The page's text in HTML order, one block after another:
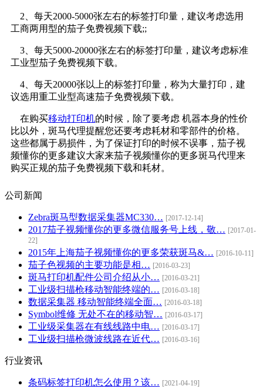
2、每天2000-5000张左右的标签打印量，建议考虑选用
工商两用型的茄子免费视频下载;;
3、每天5000-20000张左右的标签打印量，建议考虑标准
工业型茄子免费视频下载。
4、每天20000张以上的标签打印量，称为大量打印，建
议选用重工业型高速茄子免费视频下载。
在购买移动打印机的时候，除了要考虑 机器本身的性价
比以外，斑马代理提醒您还要考虑耗材和零部件的价格。
这些都属于易损件，为了保证打印的时候不误事，茄子视
频懂你的更多建议大家来茄子视频懂你的更多斑马代理来
购买正规的茄子免费视频下载和耗材。
公司新闻
Zebra斑马型数据采集器MC330… [2017-12-14]
2017茄子视频懂你的更多微信服务号上线，敬… [2017-01-
22]
2015年上海茄子视频懂你的更多荣获斑马&… [2016-10-11]
茄子色视频的主要功能是相… [2016-03-23]
斑马打印机配件公司介绍从小… [2016-03-21]
工业级扫描枪移动智能终端的… [2016-03-18]
数据采集器 移动智能终端全面… [2016-03-18]
Symbol维修 无处不在的移动智… [2016-03-17]
工业级采集器在有线线路中电… [2016-03-17]
工业级扫描枪微波线路在近代… [2016-03-16]
行业资讯
条码标签打印机怎么使用？该… [2021-04-19]